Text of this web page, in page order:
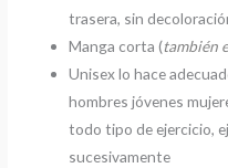
trasera, sin
Manga corta (también
Unisex lo hace
hombres jóvenes
todo tipo de ejercicio,
sucesivamente